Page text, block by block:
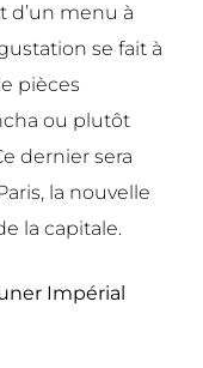
d’un menu à
se fait à
pièces
ou plutôt
dernier sera
la nouvelle
la capitale.
Impérial